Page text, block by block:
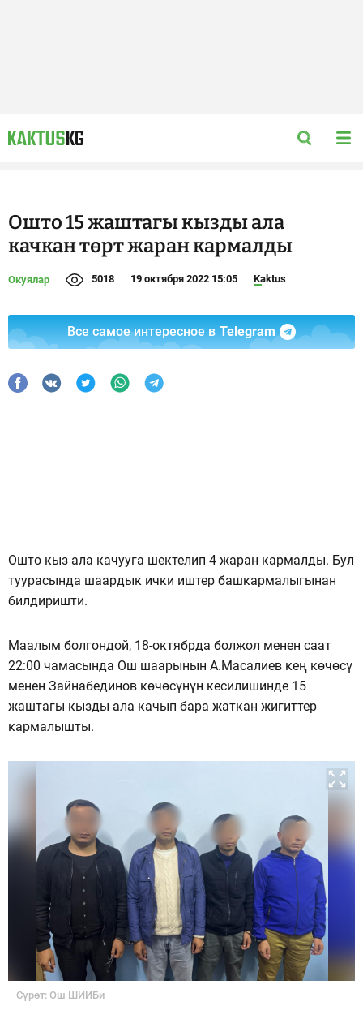
Ошто 15 жаштагы кызды ала
качкан төрт жаран кармалды
Окуялар 5018 19 октября 2022 15:05 Kaktus
Все самое интересное в Telegram
Ошто кыз ала качууга шектелип 4 жаран кармалды. Бул
туурасында шаардык ички иштер башкармалыгынан
билдиришти.
Маалым болгондой, 18-октябрда болжол менен саат
22:00 чамасында Ош шаарынын А.Масалиев кең көчөсү
менен Зайнабединов көчөсүнүн кесилишинде 15
жаштагы кызды ала качып бара жаткан жигиттер
кармалышты.
Сүрөт: Ош ШИИБи